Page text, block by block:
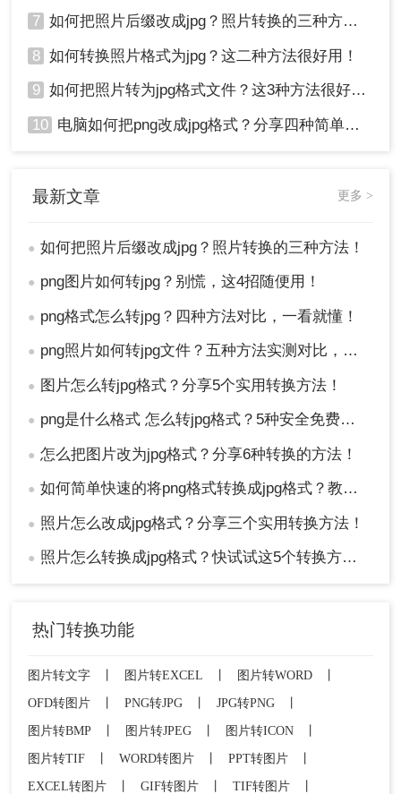
7 如何把照片后缀改成jpg？照片转换的三种方法！
8 如何转换照片格式为jpg？这二种方法很好用！
9 如何把照片转为jpg格式文件？这3种方法很好用!！
10 电脑如何把png改成jpg格式？分享四种简单转换方法！
最新文章 更多 >
● 如何把照片后缀改成jpg？照片转换的三种方法！
● png图片如何转jpg？别慌，这4招随便用！
● png格式怎么转jpg？四种方法对比，一看就懂！
● png照片如何转jpg文件？五种方法实测对比，附各场景最优选!！
● 图片怎么转jpg格式？分享5个实用转换方法！
● png是什么格式 怎么转jpg格式？5种安全免费转换方法全解析！
● 怎么把图片改为jpg格式？分享6种转换的方法！
● 如何简单快速的将png格式转换成jpg格式？教你三招快速转格式！
● 照片怎么改成jpg格式？分享三个实用转换方法！
● 照片怎么转换成jpg格式？快试试这5个转换方法！
热门转换功能
图片转文字 图片转EXCEL 图片转WORD
OFD转图片
PNG转JPG JPG转PNG
图片转BMP
图片转JPEG 图片转ICON
图片转TIF
WORD转图片 PPT转图片
EXCEL转图片
GIF转图片 TIF转图片